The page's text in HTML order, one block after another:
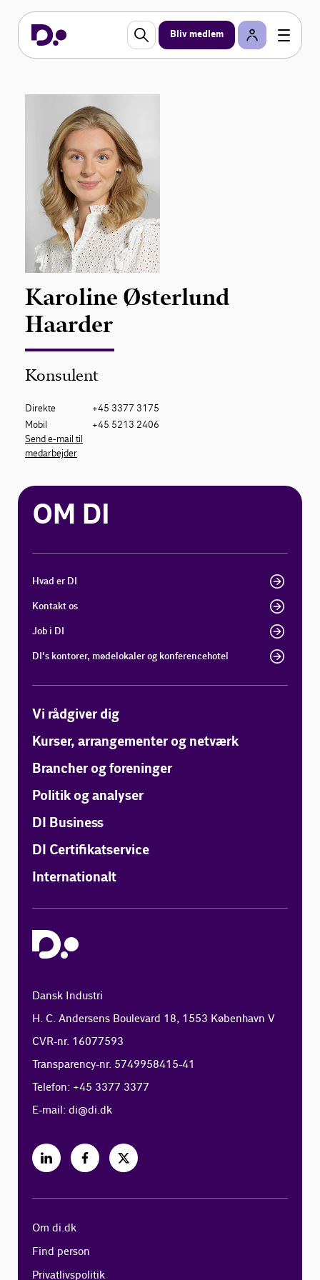
Bliv medlem
Karoline Østerlund
Haarder
Konsulent
Direkte
+45 3377 3175
Mobil
+45 5213 2406
Send e-mail til
medarbejder
OM DI
Hvad er DI
Kontakt os
Job i DI
DI's kontorer, mødelokaler og konferencehotel
Vi rådgiver dig
Kurser, arrangementer og netværk
Brancher og foreninger
Politik og analyser
DI Business
DI Certifikatservice
Internationalt
Dansk Industri
H. C. Andersens Boulevard 18, 1553 København V
CVR-nr. 16077593
Transparency-nr. 5749958415-41
Telefon: +45 3377 3377
E-mail:di@di.dk
Om di.dk
Find person
Privatlivspolitik